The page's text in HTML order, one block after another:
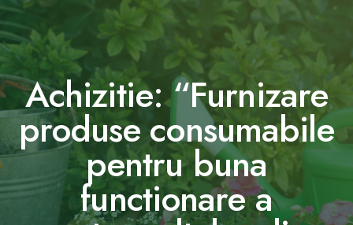
Achizitie: “Furnizare
produse consumabile
pentru buna
functionare a